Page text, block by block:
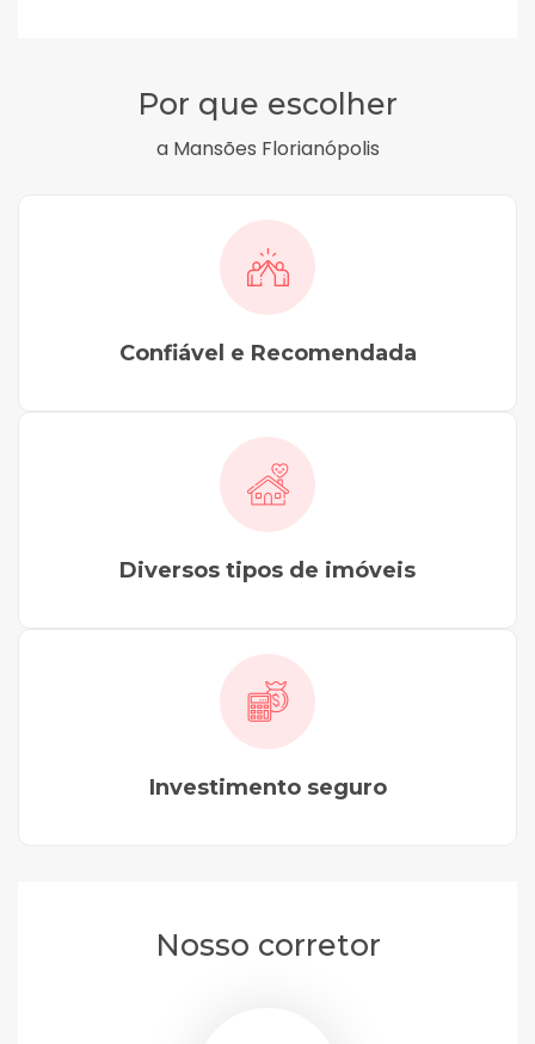
Por que escolher
a Mansões Florianópolis
Confiável e Recomendada
Diversos tipos de imóveis
Investimento seguro
Nosso corretor